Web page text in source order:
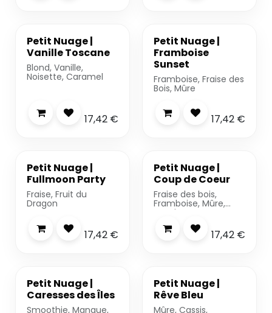
Petit Nuage |
Vanille Toscane
Blond, Vanille,
Noisette, Caramel
17,42€
Petit Nuage |
Framboise
Sunset
Framboise, Fraise des
Bois, Mûre
17,42€
Petit Nuage |
Fullmoon Party
Fraise, Fruit du
Dragon
17,42€
-20%
Petit Nuage |
Coup de Coeur
Fraise des bois,
Framboise, Mûre,
Cassis
17,42€
Petit Nuage |
Caresses des Îles
Smoothie, Mangue,
Petit Nuage |
Rêve Bleu
Mûre, Cassis,